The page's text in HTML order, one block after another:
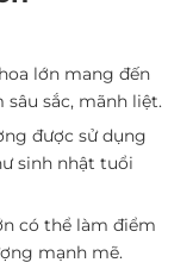
lớn mang đến
sắc, mãnh liệt.
được sử dụng
sinh nhật tuổi
có thể làm điểm
mạnh mẽ.